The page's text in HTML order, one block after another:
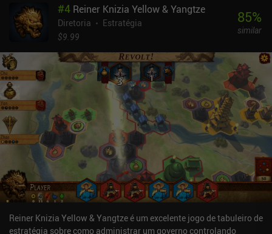
para não limitar nossos próximos turnos.Há um tutorial com o
próprio designer do jogo implementado como um personagem do
jogo, que é longo, mas muito divertido. Devido à complexidade do
um esforço para torná-lo uma boa experiência. É preciso muita
paciência para aprender as regras, e dominar as estratégias que
nos permitem realmente vencer um jogo leva ainda mais tempo.
No entanto, após algumas rodadas, as coisas começam a fazer
mais sentido. O fato de o jogo recriar com sucesso a experiência
de um videogame no estilo Civilization em um formato de jogo de
tabuleiro baseado em cartas de 40 minutos é incrível. O aplicativo
funciona sem problemas e tem até alguns recursos de qualidade
de vida que facilitam o jogo digital. Through The Ages é um jogo
premium de US$ 9,99 com um DLC de expansão de US$ 4,99 e é
quase certo que impressionará qualquer pessoa que goste de
jogos de tabuleiro de estratégia.
#4 Reiner Knizia Yellow & Yangtze
Diretoria
Estratégia
$9.99
85%
similar
Reiner Knizia Yellow & Yangtze é um excelente jogo de tabuleiro de
estratégia sobre como administrar um governo controlando